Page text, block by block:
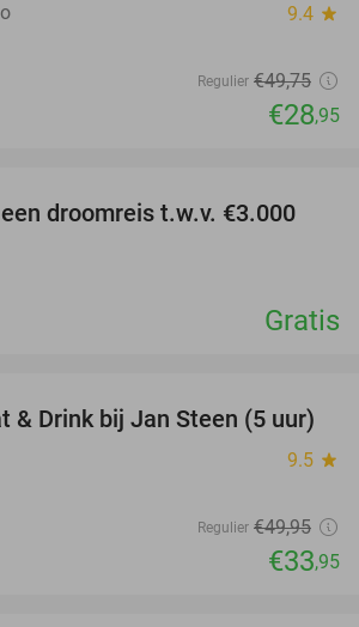
9.4 star
Regulier €49,75
€28,95
droomreis t.w.v. €3.000
Gratis
32%
& Drink bij Jan Steen (5 uur)
9.5 star
Regulier €49,95
€33,95